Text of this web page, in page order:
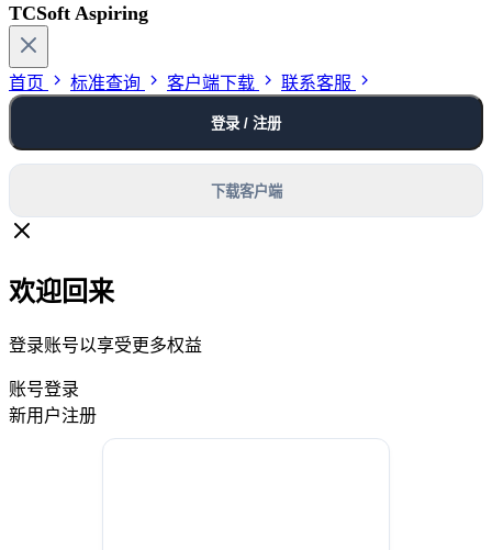
TCSoft Aspiring
首页 标准查询 客户端下载 联系客服
登录 / 注册
下载客户端
欢迎回来
登录账号以享受更多权益
账号登录
新用户注册